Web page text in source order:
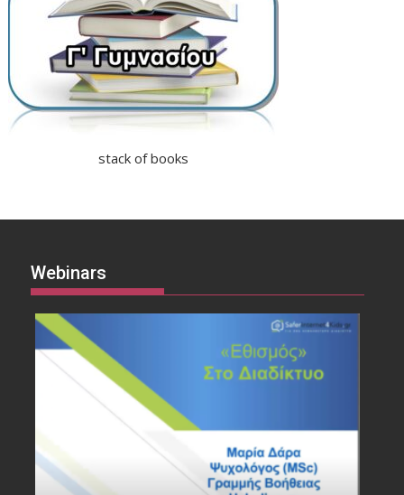
stack of books
Webinars